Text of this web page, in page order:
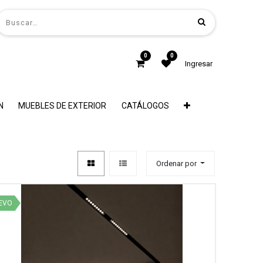
0 0
Ingresar
MUEBLES DE EXTERIOR CATÁLOGOS
Ordenar por